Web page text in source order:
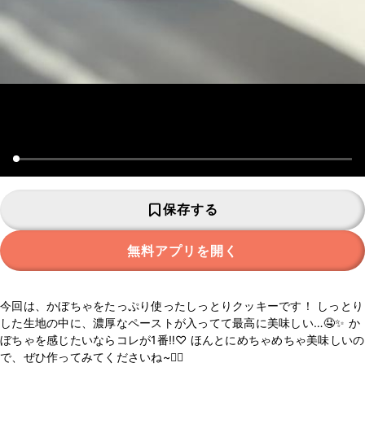
保存する
無料アプリを開く
今回は、かぼちゃをたっぷり使ったしっとりクッキーです！ しっとり
した生地の中に、濃厚なペーストが入ってて最高に美味しい…🤤✨ か
ぼちゃを感じたいならコレが1番‼︎♡ ほんとにめちゃめちゃ美味しいの
で、ぜひ作ってみてくださいね~❤️‍🔥